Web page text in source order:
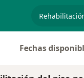
Fechas